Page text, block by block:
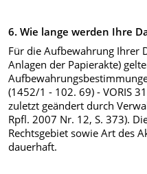
6. Wie lange werden Ihre
Für die Aufbewahrung Ihrer
Anlagen der Papierakte)
(1452/1 - 102. 69) - VORIS
zuletzt geändert durch
Rpfl. 2007 Nr. 12, S. 373).
Rechtsgebiet sowie Art des
dauerhaft.